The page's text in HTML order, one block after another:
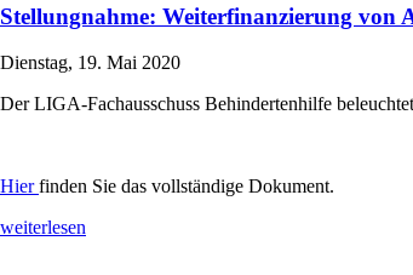
Stellungnahme: Weiterfinanzierung von
Dienstag, 19. Mai 2020
Der LIGA-Fachausschuss Behindertenhilfe
Hierfinden Sie das vollständige Dokument.
weiterlesen